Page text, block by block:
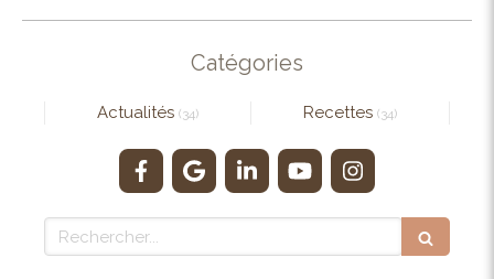
Catégories
Actualités (34) Recettes (34)
Rechercher